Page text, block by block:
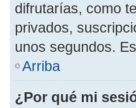
difrutarías, como
privados,
unos segundos.
Arriba
¿Por qué mi